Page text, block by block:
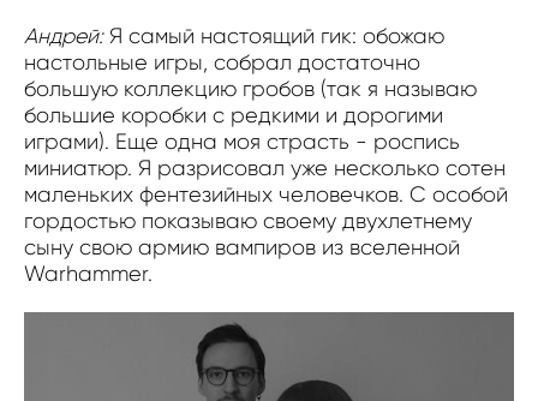
Андрей:Я самый настоящий гик: обожаю
настольные игры, собрал достаточно
большую коллекцию гробов (так я называю
большие коробки с редкими и дорогими
играми). Еще одна моя страсть - роспись
миниатюр. Я разрисовал уже несколько сотен
маленьких фентезийных человечков. С особой
гордостью показываю своему двухлетнему
сыну свою армию вампиров из вселенной
Warhammer.